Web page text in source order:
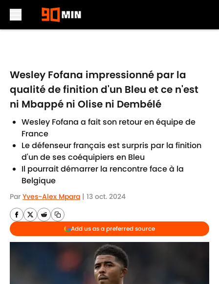
Wesley Fofana impressionné par la
qualité de finition d'un Bleu et ce n'est
ni Mbappé ni Olise ni Dembélé
Wesley Fofana a fait son retour en équipe de
France
Le défenseur français est surpris par la finition
d'un de ses coéquipiers en Bleu
Il pourrait démarrer la rencontre face à la
Belgique
Par Yves-Alex Mpara | 13 oct. 2024
Add us as a preferred source